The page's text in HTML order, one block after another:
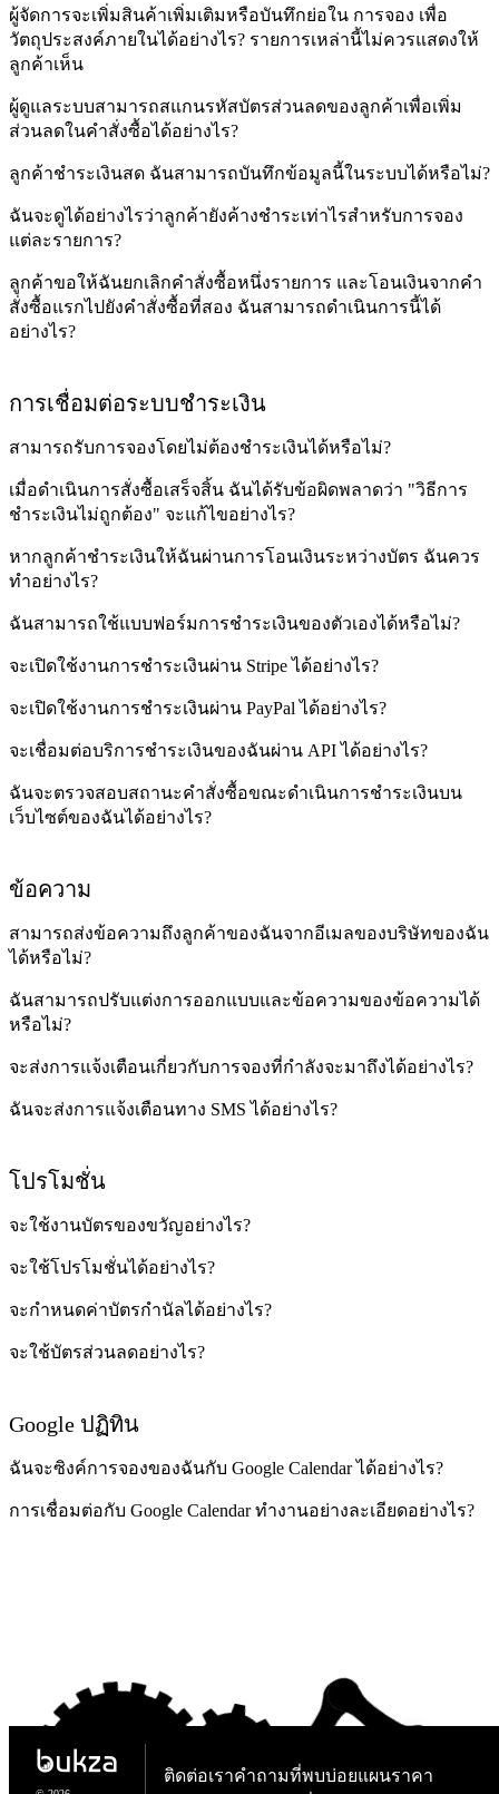
ผู้จัดการจะเพิ่มสินค้าเพิ่มเติมหรือบันทึกย่อใน การจอง เพื่อ
วัตถุประสงค์ภายในได้อย่างไร? รายการเหล่านี้ไม่ควรแสดงให้
ลูกค้าเห็น
ผู้ดูแลระบบสามารถสแกนรหัสบัตรส่วนลดของลูกค้าเพื่อเพิ่ม
ส่วนลดในคำสั่งซื้อได้อย่างไร?
ลูกค้าชำระเงินสด ฉันสามารถบันทึกข้อมูลนี้ในระบบได้หรือไม่?
ฉันจะดูได้อย่างไรว่าลูกค้ายังค้างชำระเท่าไรสำหรับการจอง
แต่ละรายการ?
ลูกค้าขอให้ฉันยกเลิกคำสั่งซื้อหนึ่งรายการ และโอนเงินจากคำ
สั่งซื้อแรกไปยังคำสั่งซื้อที่สอง ฉันสามารถดำเนินการนี้ได้
อย่างไร?
การเชื่อมต่อระบบชำระเงิน
สามารถรับการจองโดยไม่ต้องชำระเงินได้หรือไม่?
เมื่อดำเนินการสั่งซื้อเสร็จสิ้น ฉันได้รับข้อผิดพลาดว่า "วิธีการ
ชำระเงินไม่ถูกต้อง" จะแก้ไขอย่างไร?
หากลูกค้าชำระเงินให้ฉันผ่านการโอนเงินระหว่างบัตร ฉันควร
ทำอย่างไร?
ฉันสามารถใช้แบบฟอร์มการชำระเงินของตัวเองได้หรือไม่?
จะเปิดใช้งานการชำระเงินผ่าน Stripe ได้อย่างไร?
จะเปิดใช้งานการชำระเงินผ่าน PayPal ได้อย่างไร?
จะเชื่อมต่อบริการชำระเงินของฉันผ่าน API ได้อย่างไร?
ฉันจะตรวจสอบสถานะคำสั่งซื้อขณะดำเนินการชำระเงินบน
เว็บไซต์ของฉันได้อย่างไร?
ข้อความ
สามารถส่งข้อความถึงลูกค้าของฉันจากอีเมลของบริษัทของฉัน
ได้หรือไม่?
ฉันสามารถปรับแต่งการออกแบบและข้อความของข้อความได้
หรือไม่?
จะส่งการแจ้งเตือนเกี่ยวกับการจองที่กำลังจะมาถึงได้อย่างไร?
ฉันจะส่งการแจ้งเตือนทาง SMS ได้อย่างไร?
โปรโมชั่น
จะใช้งานบัตรของขวัญอย่างไร?
จะใช้โปรโมชั่นได้อย่างไร?
จะกำหนดค่าบัตรกำนัลได้อย่างไร?
จะใช้บัตรส่วนลดอย่างไร?
Google ปฏิทิน
ฉันจะซิงค์การจองของฉันกับ Google Calendar ได้อย่างไร?
การเชื่อมต่อกับ Google Calendar ทำงานอย่างละเอียดอย่างไร?
ติดต่อเราคำถามที่พบบ่อยแผนราคา